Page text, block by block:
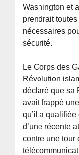
Washington et
prendrait
nécessaires
sécurité.
Le Corps des
Révolution
déclaré que sa
avait frappé
qu’il a
d’une récente
contre une tour